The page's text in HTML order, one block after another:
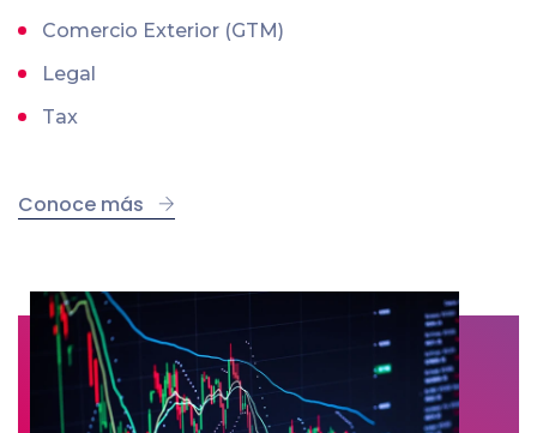
Comercio Exterior (GTM)
Legal
Tax
Conoce más